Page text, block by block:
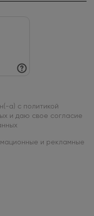
а) с политикой
и даю свое согласие
и рекламные